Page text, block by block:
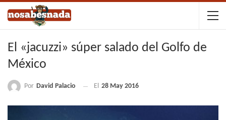
El «jacuzzi» súper salado del Golfo de
México
Por David Palacio El 28 May 2016